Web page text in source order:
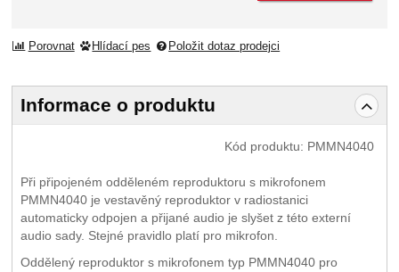
Porovnat Hlídací pes Položit dotaz prodejci
Informace o produktu
Kód produktu: PMMN4040
Při připojeném odděleném reproduktoru s mikrofonem
PMMN4040 je vestavěný reproduktor v radiostanici
automaticky odpojen a přijané audio je slyšet z této externí
audio sady. Stejné pravidlo platí pro mikrofon.
Oddělený reproduktor s mikrofonem typ PMMN4040 pro